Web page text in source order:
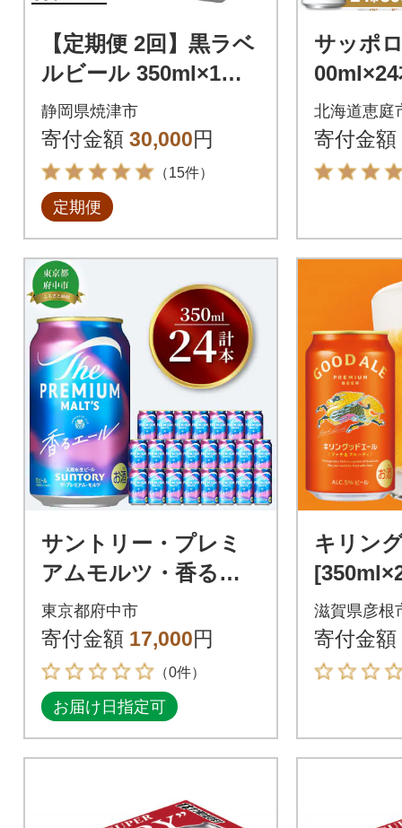
【定期便 2回】黒ラベ
ルビール 350ml×1箱
(24缶)(T0108-1502)
静岡県焼津市
寄付金額 30,000円
（15件）
定期便
サッポ
03】
北海道恵庭
寄付金額
サントリー・プレミ
アムモルツ・香るエ
ール350ml缶×24本入
東京都府中市
寄付金額 17,000円
（0件）
お届け日指定可
キリン
ンビー
滋賀県彦根
寄付金額